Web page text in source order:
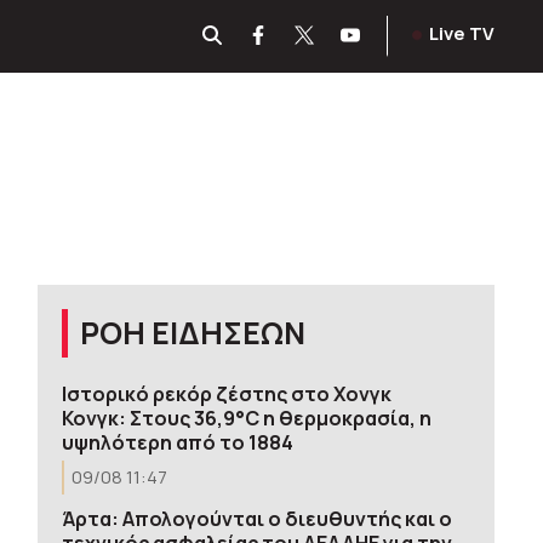
Live TV
ΡΟΗ ΕΙΔΗΣΕΩΝ
Ιστορικό ρεκόρ ζέστης στο Χονγκ
Κονγκ: Στους 36,9°C η θερμοκρασία, η
υψηλότερη από το 1884
09/08 11:47
Άρτα: Απολογούνται ο διευθυντής και ο